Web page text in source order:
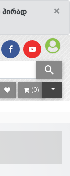
×
პირად
DROPDOWN
(0)